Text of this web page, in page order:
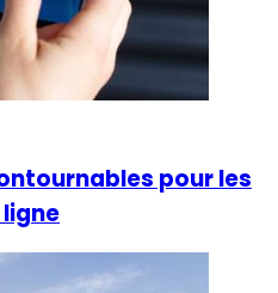
pour les